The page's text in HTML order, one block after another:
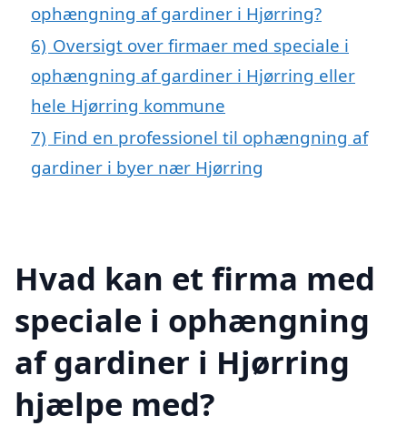
ophængning af gardiner i Hjørring?
6) Oversigt over firmaer med speciale i
ophængning af gardiner i Hjørring eller
hele Hjørring kommune
7) Find en professionel til ophængning af
gardiner i byer nær Hjørring
Hvad kan et firma med
speciale i ophængning
af gardiner i Hjørring
hjælpe med?